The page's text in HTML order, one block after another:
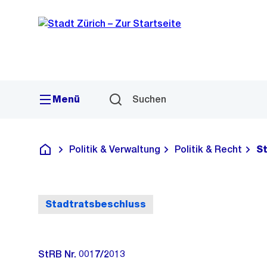
Navigation
Sprunglink
Menü Suchen
Deutsch
Politik & Verwaltung Politik & Recht
Stadtratsbeschluss
StRB Nr. 0017/2013